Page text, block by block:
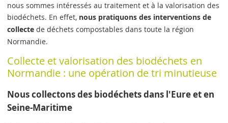
nous sommes intéressés au traitement et à la valorisation des
biodéchets. En effet, nous pratiquons des interventions de
collecte de déchets compostables dans toute la région
Normandie.
Collecte et valorisation des biodéchets en
Normandie : une opération de tri minutieuse
Nous collectons des biodéchets dans l'Eure et en
Seine-Maritime